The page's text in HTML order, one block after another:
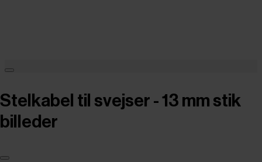
Stelkabel til svejser - 13 mm stik
billeder